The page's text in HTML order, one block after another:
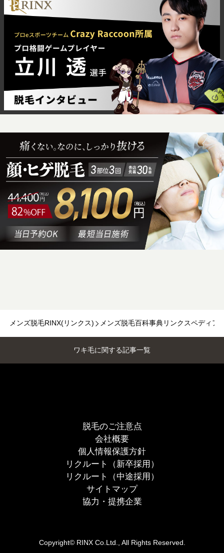
メンズ脱毛RINX(リンクス) メンズ脱毛百科事典リンクスペディア
ワキ毛に関する記事一覧
脱毛のご注意点
会社概要
個人情報保護方針
リクルート（新卒採用）
リクルート（中途採用）
サイトマップ
協力・提携企業
Copyright© RINX Co.Ltd., All Rights Reserved.